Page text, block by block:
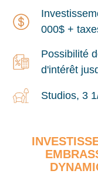
000$ +
Possibilité
d'intérêt
Studios, 3